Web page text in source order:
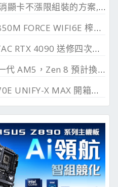
台灣通路商取消顯卡不漲限組裝的方案, 直漲 20~45%
GIGABYTE B850M FORCE WIFI6E 榨乾長鑫24G DDR
國外網友 ZOTAC RTX 4090 送修四次最後換來 RTX 5090
Zen 7 是最後一代 AM5，Zen 8 預計換上 AM6 支援 DDR6、PCIe 6.0
MSI MEG X870E UNIFY-X MAX 開箱測試, 2 DIMM 的超頻優化